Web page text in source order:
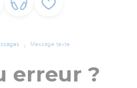
Message texte
erreur ?